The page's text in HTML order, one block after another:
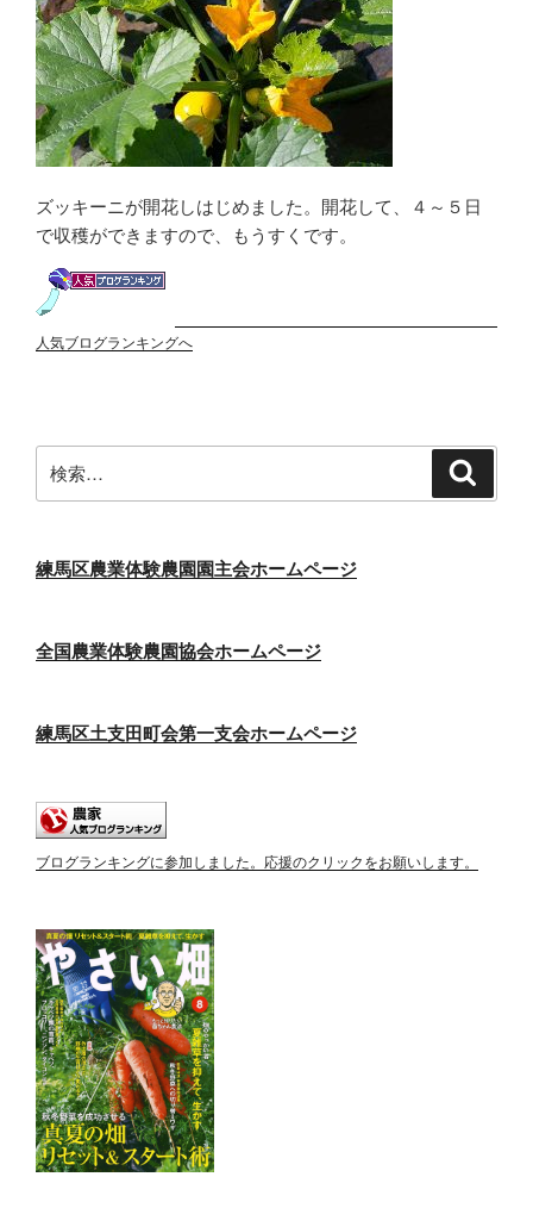
ズッキーニが開花しはじめました。開花して、４～５日
で収穫ができますので、もうすくです。
人気ブログランキングへ
索:
練馬区農業体験農園園主会ホームページ
全国農業体験農園協会ホームページ
練馬区土支田町会第一支会ホームページ
ブログランキングに参加しました。応援のクリックをお願いします。